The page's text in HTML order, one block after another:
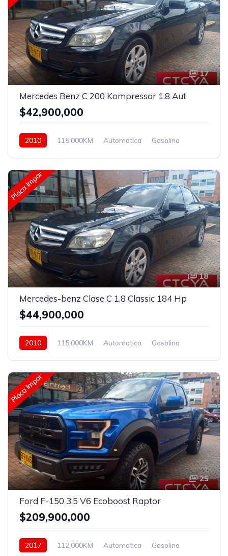
17
Mercedes Benz C 200 Kompressor 1.8 Aut
$42,900,000
2010 115,000KM Automatica
Gasolina
Placa Impar
18
Mercedes-benz Clase C 1.8 Classic 184 Hp
$44,900,000
2010 115,000KM Automatica
Gasolina
Placa Impar
25
Ford F-150 3.5 V6 Ecoboost Raptor
$209,900,000
2017 112,000KM Automatica
Gasolina